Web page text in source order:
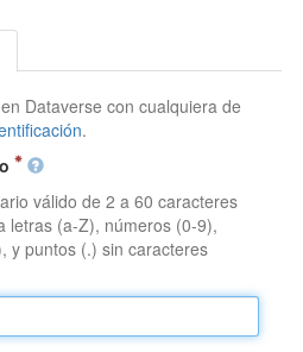
Dataverse con cualquiera de
.
válido de 2 a 60 caracteres
letras (a-Z), números (0-9),
y puntos (.) sin caracteres